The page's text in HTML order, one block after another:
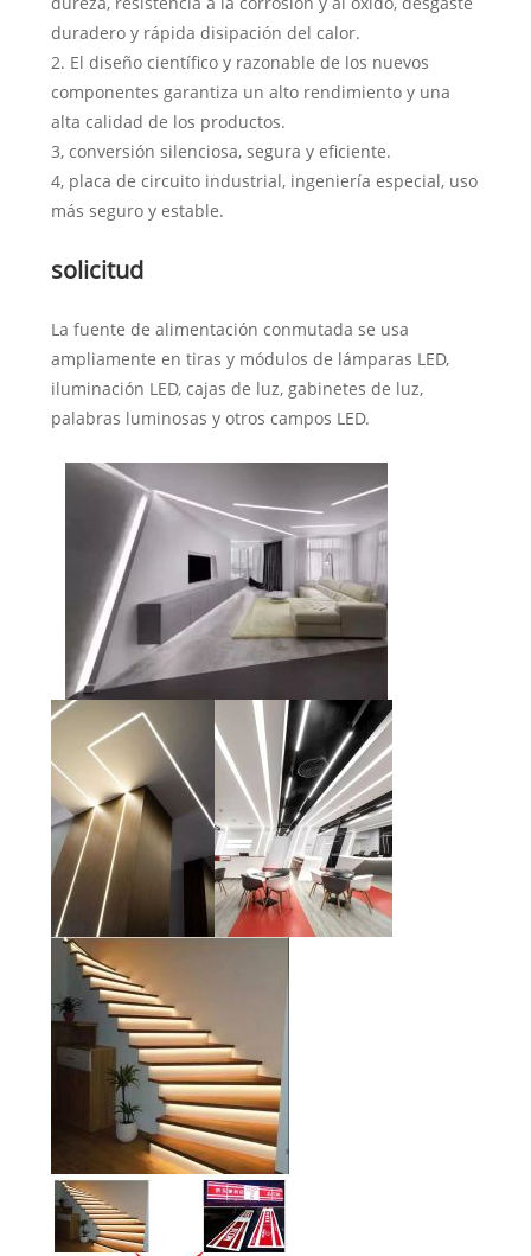
duradero y rápida disipación del calor.
2. El diseño científico y razonable de los nuevos
componentes garantiza un alto rendimiento y una
alta calidad de los productos.
3, conversión silenciosa, segura y eficiente.
4, placa de circuito industrial, ingeniería especial, uso
más seguro y estable.
solicitud
La fuente de alimentación conmutada se usa
ampliamente en tiras y módulos de lámparas LED,
iluminación LED, cajas de luz, gabinetes de luz,
palabras luminosas y otros campos LED.